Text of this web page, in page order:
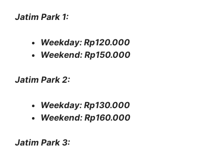
Jatim Park 1:
Weekday: Rp120.000
Weekend: Rp150.000
Jatim Park 2:
Weekday: Rp130.000
Weekend: Rp160.000
Jatim Park 3: